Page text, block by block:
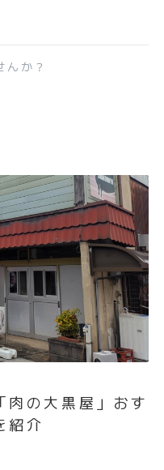
か？
肉の大黒屋」おす
紹介